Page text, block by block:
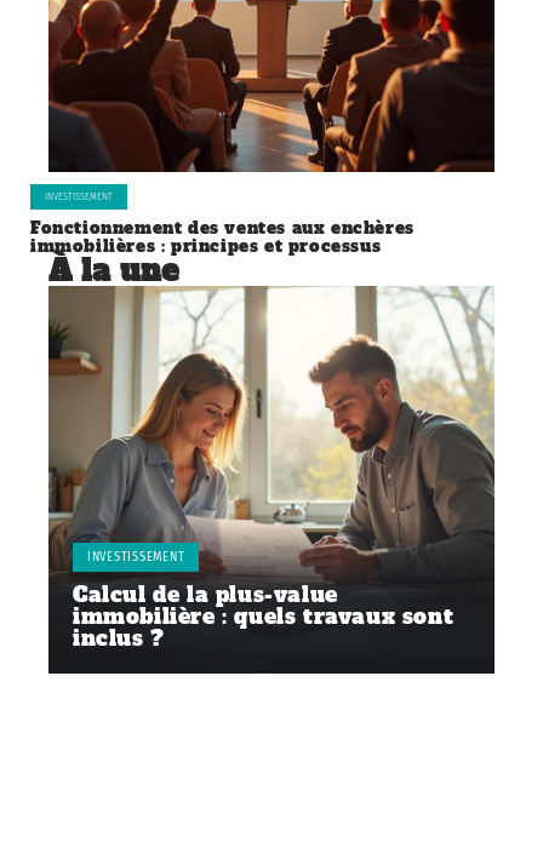
INVESTISSEMENT
Fonctionnement des ventes aux enchères
immobilières : principes et processus
À la une
INVESTISSEMENT
Calcul de la plus-value
immobilière : quels travaux sont
inclus ?